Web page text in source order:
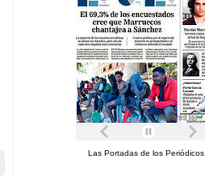
Las Portadas de los Periódicos